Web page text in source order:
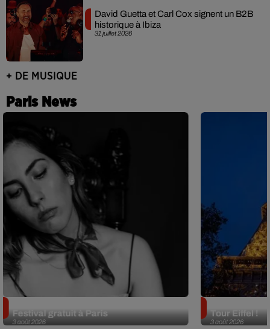
31 juillet 2026
David Guetta et Carl Cox signent un B2B
historique à Ibiza
+ DE MUSIQUE
Paris News
3 août 2026
Festival gratuit à Paris
3 août 2026
Tour Eiffel !